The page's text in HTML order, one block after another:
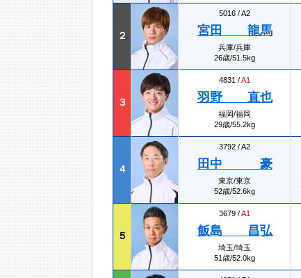
２
5016 /A2
宮田 龍馬
兵庫/兵庫
26歳/51.5kg
３
4831 /A1
羽野 直也
福岡/福岡
29歳/55.2kg
４
3792 /A2
田中 豪
東京/東京
52歳/52.6kg
５
3679 /A1
飯島 昌弘
埼玉/埼玉
51歳/52.0kg